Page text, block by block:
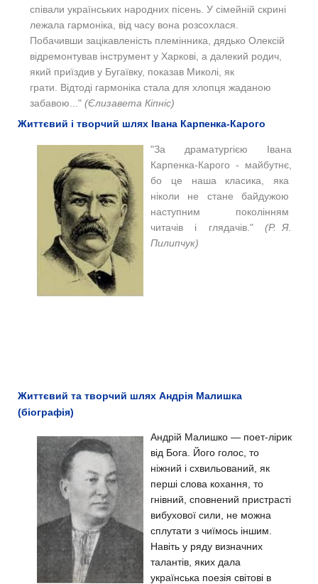
співали українських народних пісень. У сімейній скрині
лежала гармоніка, від часу вона розсохлася.
Побачивши зацікавленість племінника, дядько Олексій
відремонтував інструмент у Харкові, а далекий родич,
який приїздив у Бугаївку, показав Миколі, як
грати. Відтоді гармоніка стала для хлопця жаданою
забавою..." (Єлизавета Кіпніс)
Життєвий і творчий шлях Івана Карпенка-Карого
"За драматургією Івана
Карпенка-Карого - майбутнє,
бо це наша класика, яка
ніколи не стане байдужою
наступним поколінням
читачів і глядачів." (Р. Я.
Пилипчук)
Життєвий та творчий шлях Андрія Малишка
(біографія)
Андрій Малишко — поет-лірик
від Бога. Його голос, то
ніжний і схвильований, як
перші слова кохання, то
гнівний, сповнений пристрасті
вибухової сили, не можна
сплутати з чиїмось іншим.
Навіть у ряду визначних
талантів, яких дала
українська поезія світові в